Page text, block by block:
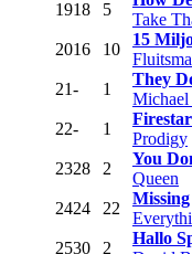
1918 5
Take
2016 10
15
21- 1
They
Michael
22- 1
Prodigy
2328 2
You
Queen
2424 22
Missing
2530 2
Hallo